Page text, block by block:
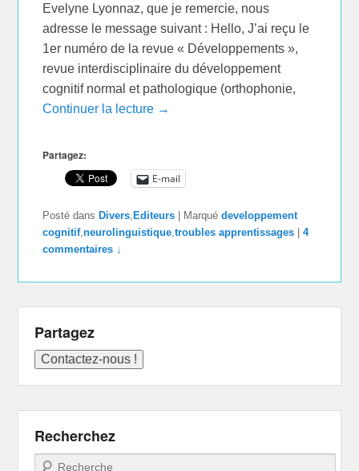
Evelyne Lyonnaz, que je remercie, nous
adresse le message suivant : Hello, J’ai reçu le
1er numéro de la revue « Développements »,
revue interdisciplinaire du développement
cognitif normal et pathologique (orthophonie,
Continuer la lecture →
Partagez:
E-mail
Posté dans Divers, Editeurs Marqué developpement
cognitif,neurolinguistique,troubles apprentissages |4
commentaires ↓
Partagez
Recherchez
Recherche